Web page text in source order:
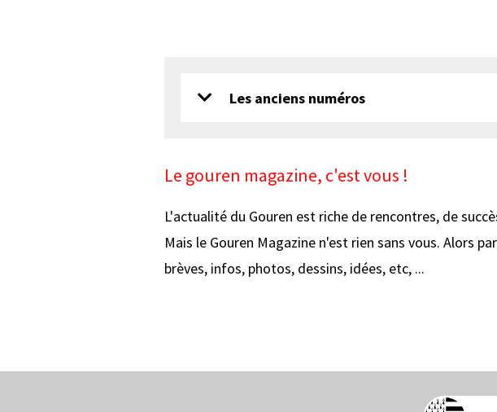
Les anciens numéros
Le gouren magazine, c'est vous !
L'actualité du Gouren est riche de rencontres, de
Mais le Gouren Magazine n'est rien sans vous. Alors
brèves, infos, photos, dessins, idées, etc, ...